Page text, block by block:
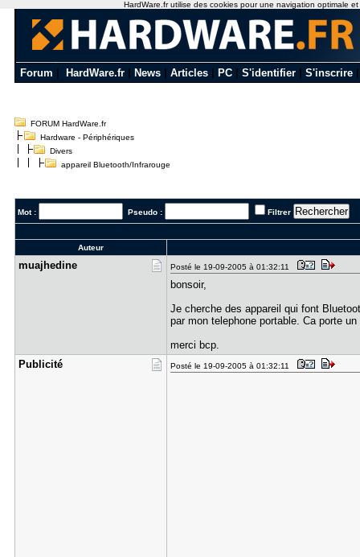
Forum HardWare.fr News Articles PC S'identifier S'inscrire
FORUM HardWare.fr
Hardware - Périphériques
Divers
appareil Bluetooth/Infrarouge
Mot : Pseudo : Filtrer
Auteur
muajhedine Posté le 19-09-2005 à 01:32:11
bonsoir,
Je cherche des appareil qui font
par mon telephone portable. Ca porte
merci bcp.
Publicité
Posté le 19-09-2005 à 01:32:11
HardWare.fr utilise des cookies pour une navigation optimale